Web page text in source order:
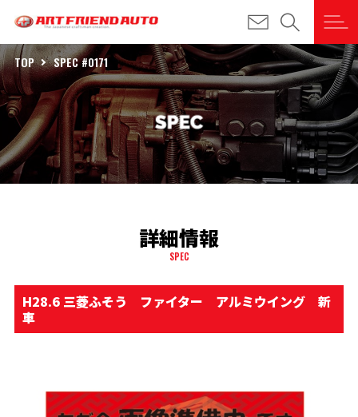
TOP SPEC #0171
詳細情報
SPEC
H28.6 三菱ふそう ファイター アルミウイング 新
車